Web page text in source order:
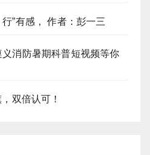
”有感， 作者：彭一三
消防暑期科普短视频等你
双倍认可！